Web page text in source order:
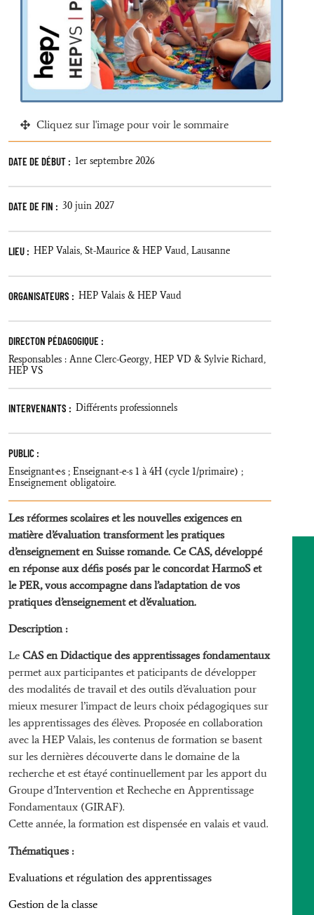
Cliquez sur l'image pour voir le sommaire
DATE DE DÉBUT : 1er septembre 2026
DATE DE FIN : 30 juin 2027
LIEU : HEP Valais, St-Maurice & HEP Vaud, Lausanne
ORGANISATEURS : HEP Valais & HEP Vaud
DIRECTON PÉDAGOGIQUE :
Responsables : Anne Clerc-Georgy, HEP VD & Sylvie Richard,
HEP VS
INTERVENANTS : Différents professionnels
PUBLIC :
Enseignant·e·s ; Enseignant-e-s 1 à 4H (cycle 1/primaire) ;
Enseignement obligatoire.
Les réformes scolaires et les nouvelles exigences en
matière d’évaluation transforment les pratiques
d’enseignement en Suisse romande. Ce CAS, développé
en réponse aux défis posés par le concordat HarmoS et
le PER, vous accompagne dans l’adaptation de vos
pratiques d’enseignement et d’évaluation.
Description :
LeCAS en Didactique des apprentissages fondamentaux
permet aux participantes et paticipants de développer
des modalités de travail et des outils d’évaluation pour
mieux mesurer l’impact de leurs choix pédagogiques sur
les apprentissages des élèves. Proposée en collaboration
avec la HEP Valais, les contenus de formation se basent
sur les dernières découverte dans le domaine de la
recherche et est étayé continuellement par les apport du
Groupe d’Intervention et Recheche en Apprentissage
Fondamentaux (GIRAF).
Cette année, la formation est dispensée en valais et vaud.
Thématiques :
Evaluations et régulation des apprentissages
Gestion de la classe